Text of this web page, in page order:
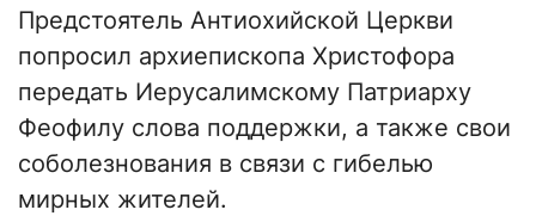
Предстоятель Антиохийской Церкви
попросил архиепископа Христофора
передать Иерусалимскому Патриарху
Феофилу слова поддержки, а также свои
соболезнования в связи с гибелью
мирных жителей.